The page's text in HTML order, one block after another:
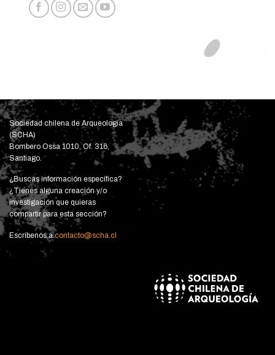
Sociedad chilena de Arqueología
(SCHA)
Bombero Ossa 1010, Of. 316,
Santiago.
¿Buscas información específica?
¿Tienes alguna creación y/o
investigación que quieras
compartir para esta sección?
Escríbenos acontacto@scha.cl